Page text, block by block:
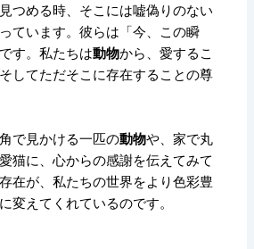
つめる時、そこには嘘偽りのない
ています。彼らは「今、この瞬
す。私たちは動物から、愛するこ
してただそこに存在することの尊
で見かける一匹の動物や、家で丸
猫に、心からの感謝を伝えてみて
在が、私たちの世界をより色彩豊
変えてくれているのです。